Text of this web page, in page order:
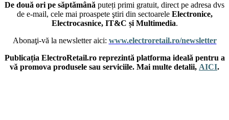
De două ori pe săptămână puteți primi gratuit, direct pe adresa dvs
de e-mail, cele mai proaspete ştiri din sectoarele Electronice,
Electrocasnice, IT&C și Multimedia.
Abonaţi-vă la newsletter aici: www.electroretail.ro/newsletter
Publicația ElectroRetail.ro reprezintă platforma ideală pentru a
vă promova produsele sau serviciile. Mai multe detalii, AICI.